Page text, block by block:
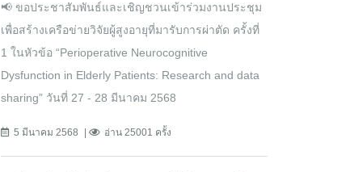
📢 ขอประชาสัมพันธ์และเชิญชวนเข้าร่วมงานประชุม
เพื่อสร้างเครือข่ายวิจัยผู้สูงอายุที่มารับการผ่าตัด ครั้งที่
1 ในหัวข้อ “Perioperative Neurocognitive
Dysfunction in Elderly Patients: Research and data
sharing” วันที่ 27 - 28 มีนาคม 2568
5 มีนาคม 2568 อ่าน 25001 ครั้ง